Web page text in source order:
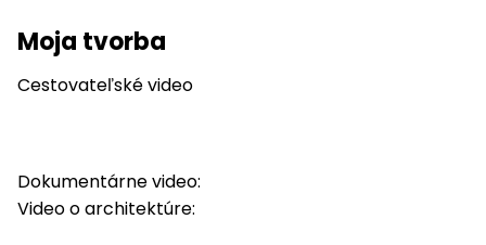
Moja tvorba
Cestovateľské video
Dokumentárne video:
Video o architektúre: